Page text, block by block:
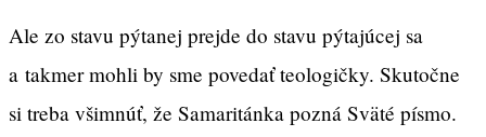
Ale zo stavu pýtanej prejde do stavu pýtajúcej sa
a takmer mohli by sme povedať teologičky. Skutočne
si treba všimnúť, že Samaritánka pozná Sväté písmo.